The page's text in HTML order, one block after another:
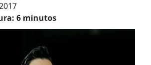
6 minutos